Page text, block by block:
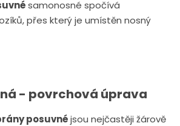
samonosné spočívá
přes který je umístěn nosný
- povrchová úprava
posuvnéjsou nejčastěji žárově